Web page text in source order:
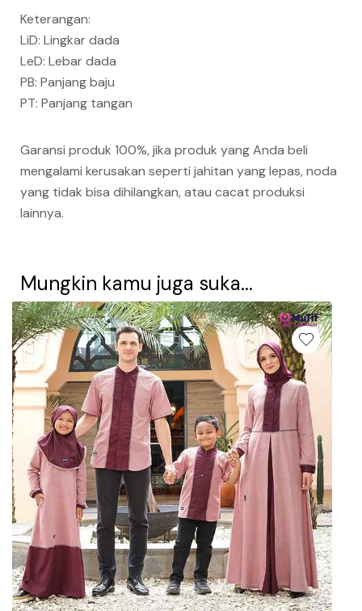
Keterangan:
LiD: Lingkar dada
LeD: Lebar dada
PB: Panjang baju
PT: Panjang tangan
Garansi produk 100%, jika produk yang Anda beli
mengalami kerusakan seperti jahitan yang lepas, noda
yang tidak bisa dihilangkan, atau cacat produksi
lainnya.
Mungkin kamu juga suka...